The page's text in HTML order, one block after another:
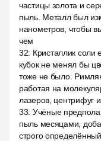
частицы золота и
пыль. Металл был
нанометров, чтобы
чем
32: Кристаллик соли
кубок не менял бы
тоже не было.
работая на
лазеров, центрифуг
33: Учёные
пыль месяцами,
строго